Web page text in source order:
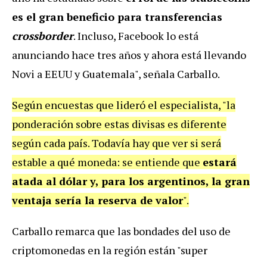
es el gran beneficio para transferencias
crossborder. Incluso, Facebook lo está
anunciando hace tres años y ahora está llevando
Novi a EEUU y Guatemala", señala Carballo.
Según encuestas que lideró el especialista, "la
ponderación sobre estas divisas es diferente
según cada país. Todavía hay que ver si será
estable a qué moneda: se entiende que estará
atada al dólar y, para los argentinos, la gran
ventaja sería la reserva de valor".
Carballo remarca que las bondades del uso de
criptomonedas en la región están "super